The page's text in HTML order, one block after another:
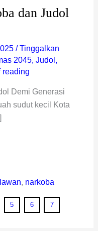
dan Judol
/Tinggalkan
2045, Judol ,
reading
Demi Generasi
sudut kecil Kota
, narkoba
5 6 7